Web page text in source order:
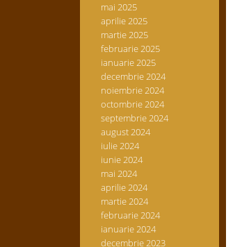
mai 2025
aprilie 2025
martie 2025
februarie 2025
ianuarie 2025
decembrie 2024
noiembrie 2024
octombrie 2024
septembrie 2024
august 2024
iulie 2024
iunie 2024
mai 2024
aprilie 2024
martie 2024
februarie 2024
ianuarie 2024
decembrie 2023